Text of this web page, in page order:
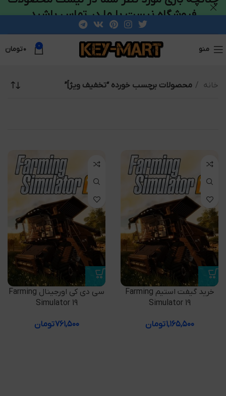
منو 0 ۰تومان
خانه محصولات برچسب خورده “تخفیف ویژ]”
خرید گیفت استیم Farming
Simulator 19
۱,۱۶۵,۵۰۰تومان
سی دی کی اورجینال Farming
Simulator 19
۷۶۱,۵۰۰تومان
فروشگاه نیست با ما در تماس باشید